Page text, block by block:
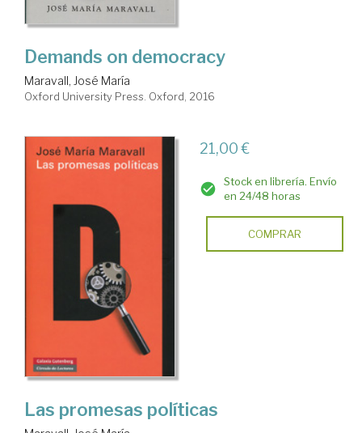
Demands on democracy
Maravall, José María
Oxford University Press. Oxford, 2016
21,00 €
Stock en librería. Envío
en 24/48 horas
COMPRAR
Las promesas políticas